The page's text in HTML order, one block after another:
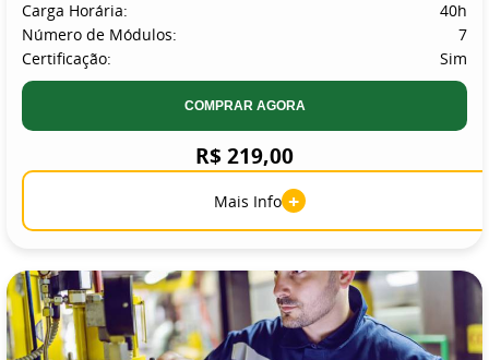
Carga Horária:
40h
Número de Módulos:
7
Certificação:
Sim
COMPRAR AGORA
R$ 219,00
Mais Info +